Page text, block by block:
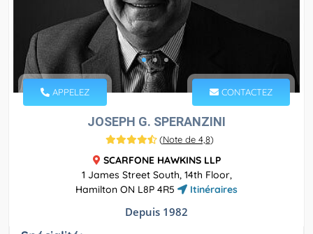
APPELEZ CONTACTEZ
JOSEPH G. SPERANZINI
(Note de 4,8)
SCARFONE HAWKINS LLP
1 James Street South, 14th Floor,
Hamilton ON L8P 4R5
Itinéraires
Depuis 1982